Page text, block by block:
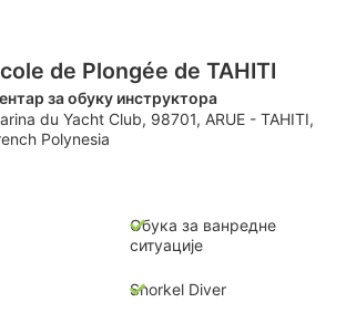
de Plongée de TAHITI
за обуку инструктора
du Yacht Club, 98701, ARUE - TAHITI,
Polynesia
Обука за ванредне
ситуације
Snorkel Diver